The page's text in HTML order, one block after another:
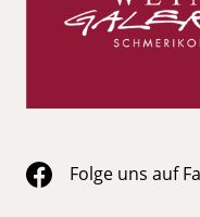
Folge uns auf